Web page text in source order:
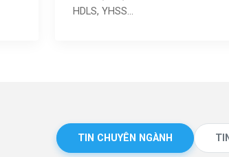
HDLS, YHSS…
TIN CHUYÊN NGÀNH